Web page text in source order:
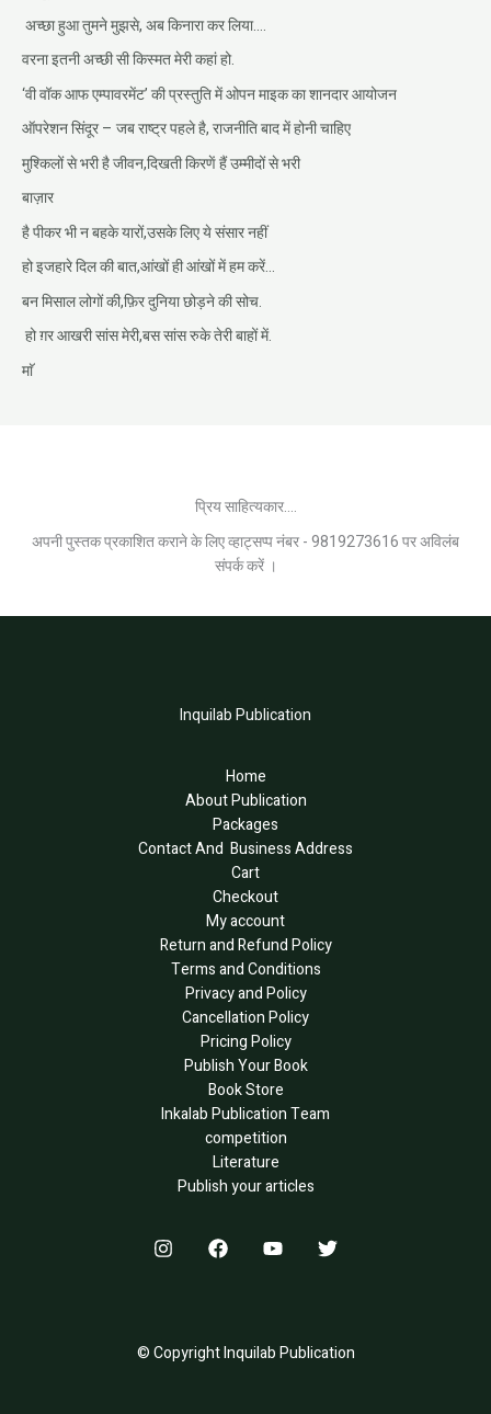
अच्छा हुआ तुमने मुझसे, अब किनारा कर लिया….
वरना इतनी अच्छी सी किस्मत मेरी कहां हो.
‘वी वॉक आफ एम्पावरमेंट’ की प्रस्तुति में ओपन माइक का शानदार आयोजन
ऑपरेशन सिंदूर – जब राष्ट्र पहले है, राजनीति बाद में होनी चाहिए
मुश्किलों से भरी है जीवन,दिखती किरणें हैं उम्मीदों से भरी
बाज़ार
है पीकर भी न बहके यारों,उसके लिए ये संसार नहीं
हो इजहारे दिल की बात,आंखों ही आंखों में हम करें…
बन मिसाल लोगों की,फ़िर दुनिया छोड़ने की सोच.
हो ग़र आखरी सांस मेरी,बस सांस रुके तेरी बाहों में.
माॅ
प्रिय साहित्यकार....
अपनी पुस्तक प्रकाशित कराने के लिए व्हाट्सप्प नंबर - 9819273616 पर अविलंब
संपर्क करें ।
Inquilab Publication
Home
About Publication
Packages
Contact And Business Address
Cart
Checkout
My account
Return and Refund Policy
Terms and Conditions
Privacy and Policy
Cancellation Policy
Pricing Policy
Publish Your Book
Book Store
Inkalab Publication Team
competition
Literature
Publish your articles
© Copyright Inquilab Publication